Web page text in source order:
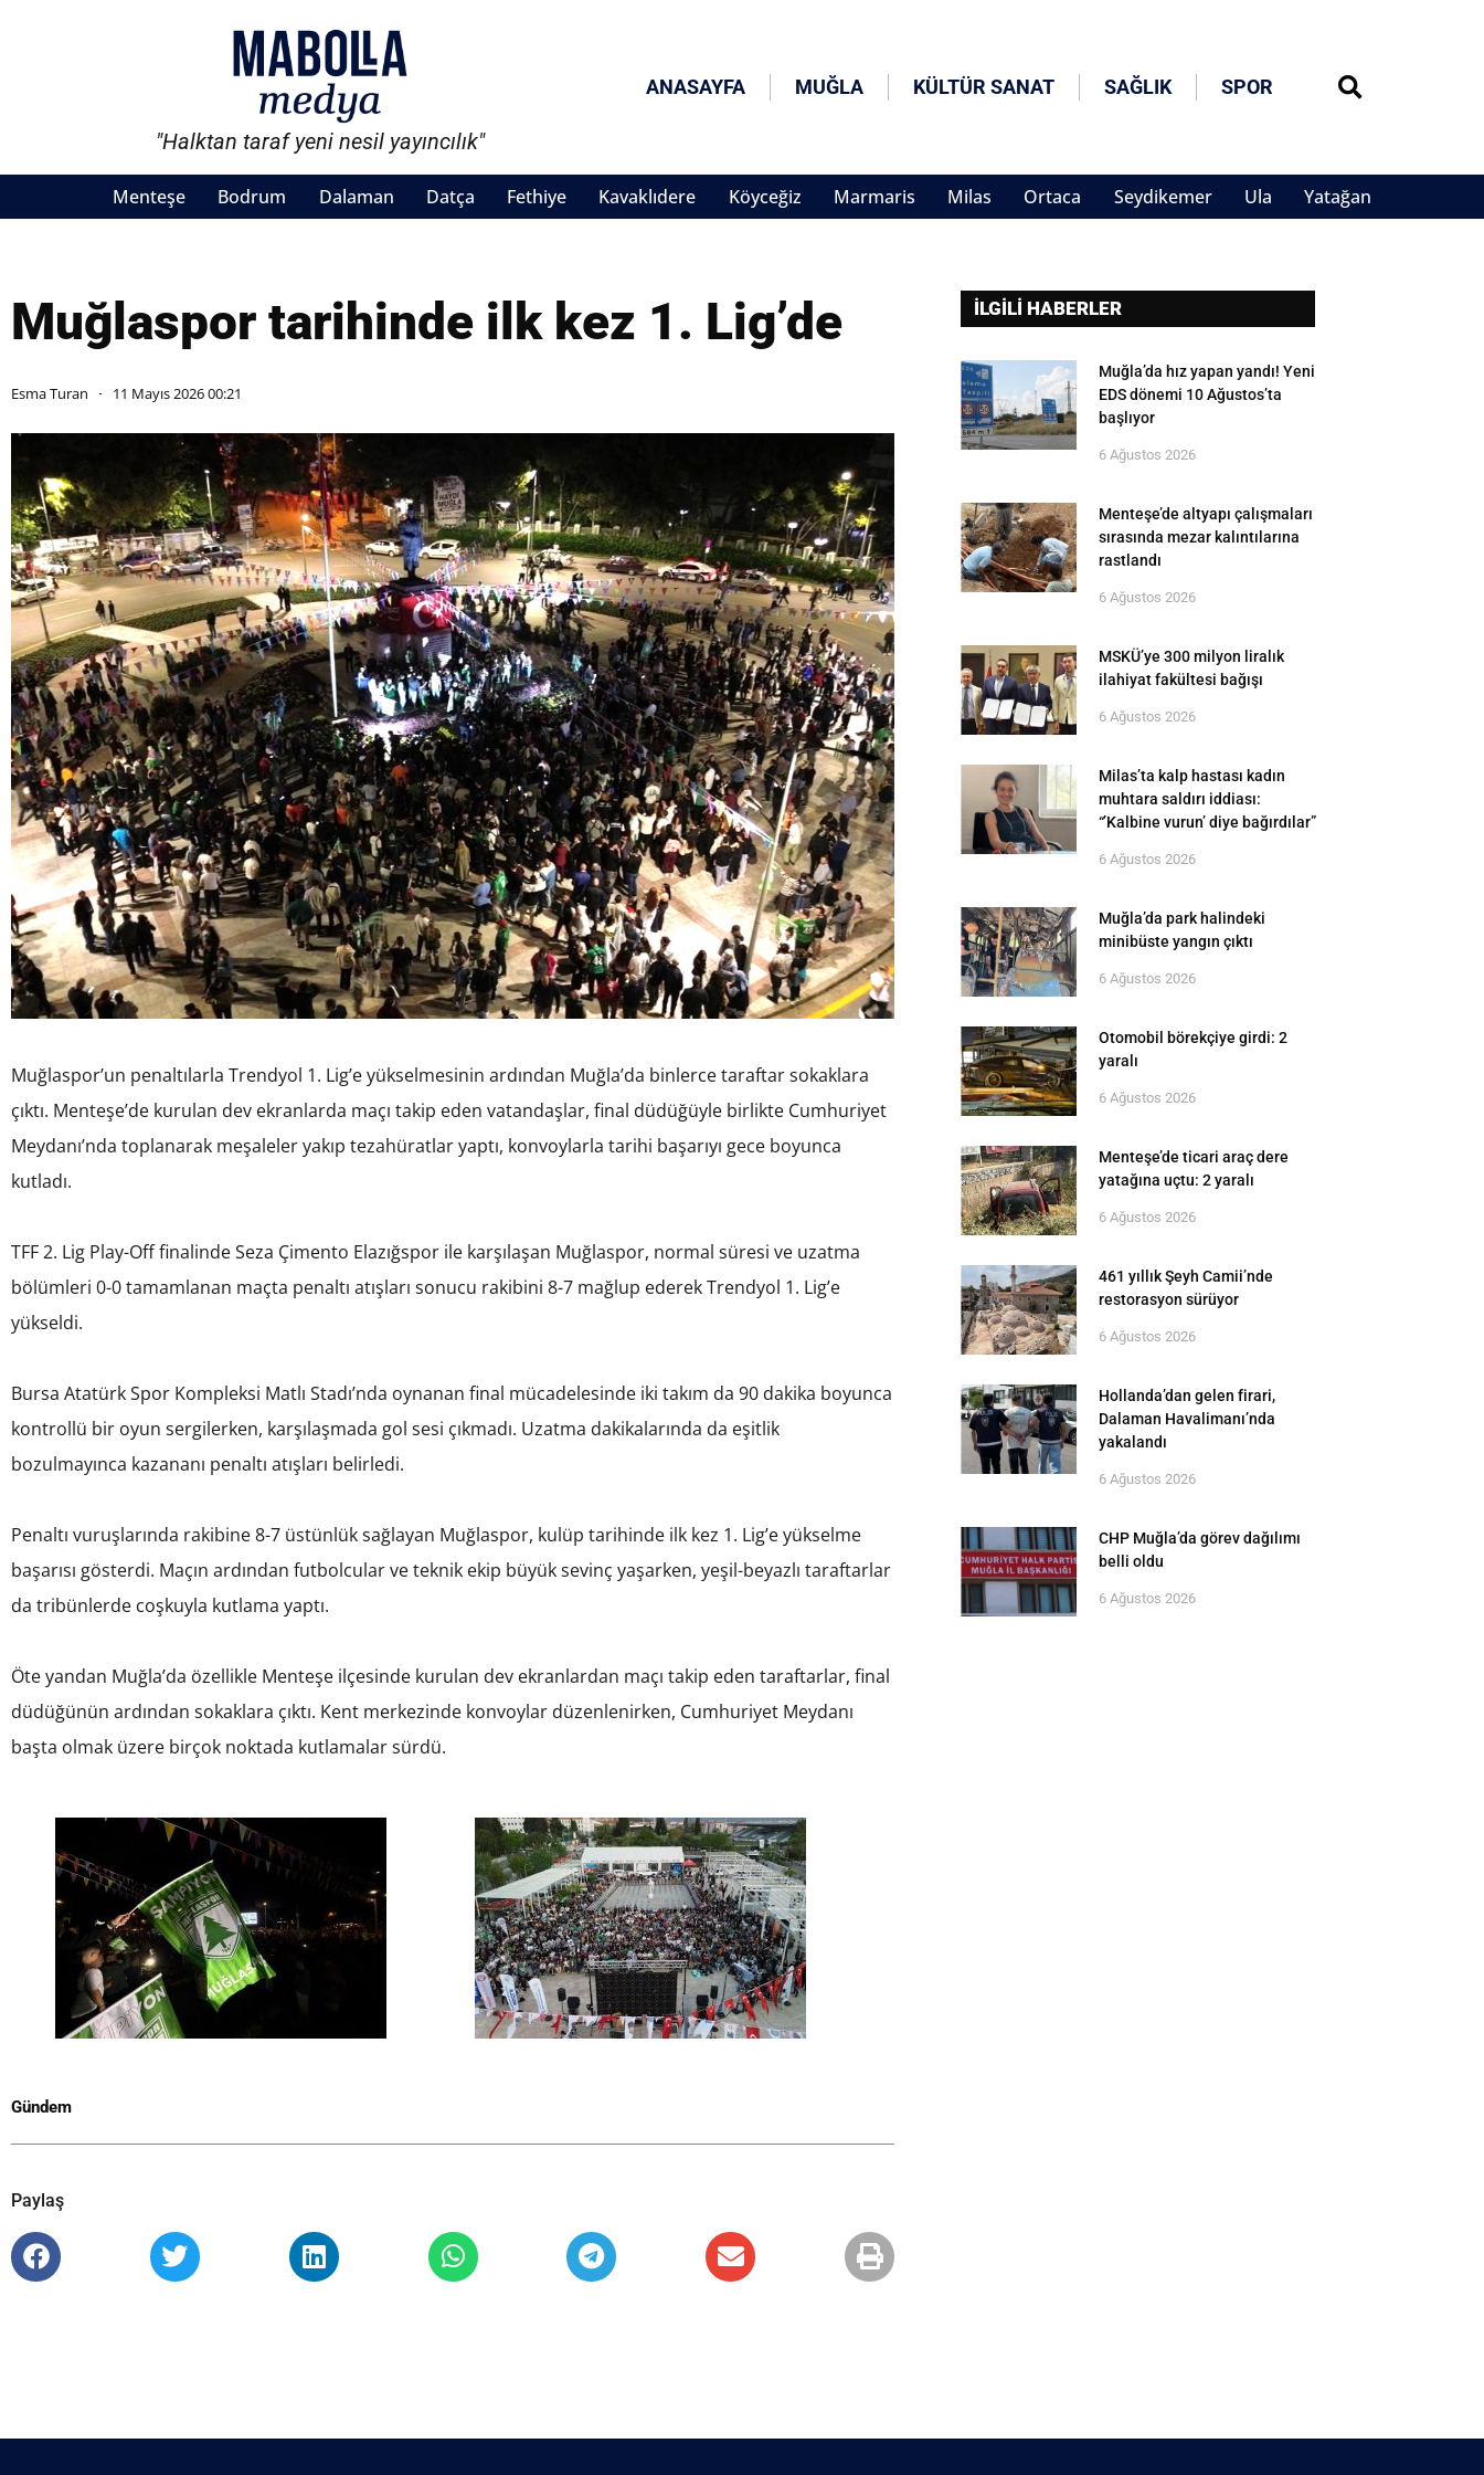
"Halktan taraf yeni nesil yayıncılık"
ANASAYFA MUĞLA KÜLTÜR SANAT SAĞLIK SPOR
Menteşe Bodrum Dalaman Datça Fethiye Kavaklıdere Köyceğiz Marmaris Milas Ortaca Seydikemer Ula Yatağan
Muğlaspor tarihinde ilk kez 1. Lig’de
Esma Turan 11 Mayıs 2026 00:21
Muğlaspor’un penaltılarla Trendyol 1. Lig’e yükselmesinin ardından Muğla’da binlerce taraftar sokaklara
çıktı. Menteşe’de kurulan dev ekranlarda maçı takip eden vatandaşlar, final düdüğüyle birlikte Cumhuriyet
Meydanı’nda toplanarak meşaleler yakıp tezahüratlar yaptı, konvoylarla tarihi başarıyı gece boyunca
kutladı.
TFF 2. Lig Play-Off finalinde Seza Çimento Elazığspor ile karşılaşan Muğlaspor, normal süresi ve uzatma
bölümleri 0-0 tamamlanan maçta penaltı atışları sonucu rakibini 8-7 mağlup ederek Trendyol 1. Lig’e
yükseldi.
Bursa Atatürk Spor Kompleksi Matlı Stadı’nda oynanan final mücadelesinde iki takım da 90 dakika boyunca
kontrollü bir oyun sergilerken, karşılaşmada gol sesi çıkmadı. Uzatma dakikalarında da eşitlik
bozulmayınca kazananı penaltı atışları belirledi.
Penaltı vuruşlarında rakibine 8-7 üstünlük sağlayan Muğlaspor, kulüp tarihinde ilk kez 1. Lig’e yükselme
başarısı gösterdi. Maçın ardından futbolcular ve teknik ekip büyük sevinç yaşarken, yeşil-beyazlı taraftarlar
da tribünlerde coşkuyla kutlama yaptı.
Öte yandan Muğla’da özellikle Menteşe ilçesinde kurulan dev ekranlardan maçı takip eden taraftarlar, final
düdüğünün ardından sokaklara çıktı. Kent merkezinde konvoylar düzenlenirken, Cumhuriyet Meydanı
başta olmak üzere birçok noktada kutlamalar sürdü.
Gündem
Paylaş
İLGİLİ HABERLER
Muğla’da hız yapan yandı! Yeni
EDS dönemi 10 Ağustos’ta
başlıyor
6 Ağustos 2026
Menteşe’de altyapı çalışmaları
sırasında mezar kalıntılarına
rastlandı
6 Ağustos 2026
MSKÜ’ye 300 milyon liralık
ilahiyat fakültesi bağışı
6 Ağustos 2026
Milas’ta kalp hastası kadın
muhtara saldırı iddiası:
“’Kalbine vurun’ diye bağırdılar”
6 Ağustos 2026
Muğla’da park halindeki
minibüste yangın çıktı
6 Ağustos 2026
Otomobil börekçiye girdi: 2
yaralı
6 Ağustos 2026
Menteşe’de ticari araç dere
yatağına uçtu: 2 yaralı
6 Ağustos 2026
461 yıllık Şeyh Camii’nde
restorasyon sürüyor
6 Ağustos 2026
Hollanda’dan gelen firari,
Dalaman Havalimanı’nda
yakalandı
6 Ağustos 2026
CHP Muğla’da görev dağılımı
belli oldu
6 Ağustos 2026